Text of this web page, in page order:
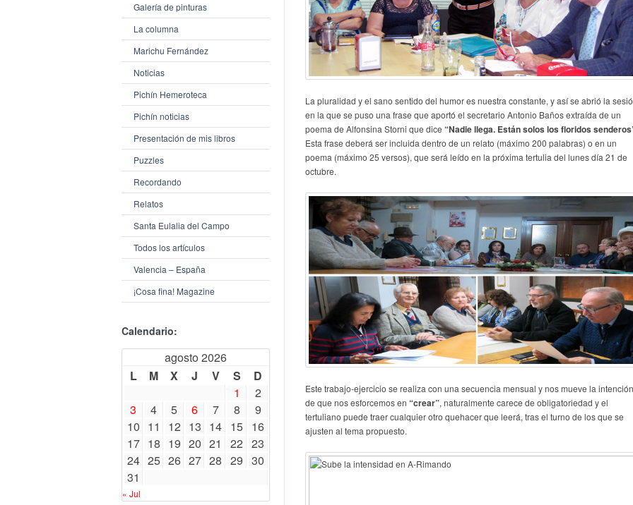
Galería de pinturas
La columna
Marichu Fernández
Noticias
Pichín Hemeroteca
Pichín noticias
Presentación de mis libros
Puzzles
Recordando
Relatos
Santa Eulalia del Campo
Todos los artículos
Valencia – España
¡Cosa fina! Magazine
Calendario:
agosto 2026
L
M X J V S
D
1
2
3
4 5 6 7 8
9
10 11 12 13 14 15 16
17 18 19 20 21 22 23
24 25 26 27 28 29 30
31
« Jul
La pluralidad y el sano sentido del humor es nuestra constante, y así se abrió la
en la que se puso una frase que aportó el secretario Antonio Baños extraída de un
poema de Alfonsina Storni que dice “Nadie llega. Están solos los floridos
Esta frase deberá ser incluida dentro de un relato (máximo 200 palabras) o en un
poema (máximo 25 versos), que será leído en la próxima tertulia del lunes día 21 de
octubre.
Este trabajo-ejercicio se realiza con una secuencia mensual y nos mueve la intención
de que nos esforcemos en “crear”, naturalmente carece de obligatoriedad y el
tertuliano puede traer cualquier otro quehacer que leerá, tras el turno de los que se
ajusten al tema propuesto.